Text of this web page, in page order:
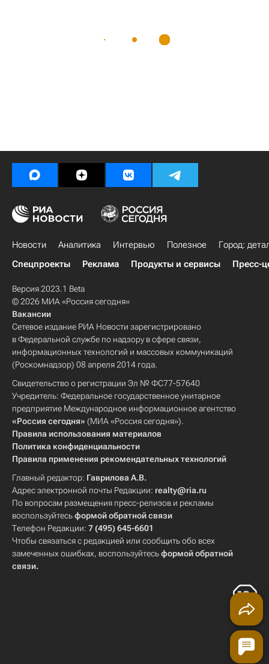
Новости Аналитика Интервью Полезное
Город:
Спецпроекты
Реклама Продукты и сервисы Пресс-
Версия 2023.1 Beta
© 2026 МИА «Россия сегодня»
Вакансии
Сетевое издание РИА Новости зарегистрировано
в Федеральной службе по надзору в сфере связи,
информационных технологий и массовых коммуникаций
(Роскомнадзор) 08 апреля 2014 года.
Свидетельство о регистрации Эл № ФС77-57640
Учредитель: Федеральное государственное унитарное
предприятие Международное информационное агентство
«Россия сегодня» (МИА «Россия сегодня»).
Правила использования материалов
Политика конфиденциальности
Правила применения рекомендательных технологий
Главный редактор: Гаврилова А.В.
Адрес электронной почты Редакции: realty@ria.ru
По вопросам размещения пресс-релизов и рекламы
воспользуйтесьформой обратной связи
Телефон Редакции: 7 (495) 645-6601
Чтобы связаться с редакцией или сообщить обо всех
замеченных ошибках, воспользуйтесьформой обратной
связи.